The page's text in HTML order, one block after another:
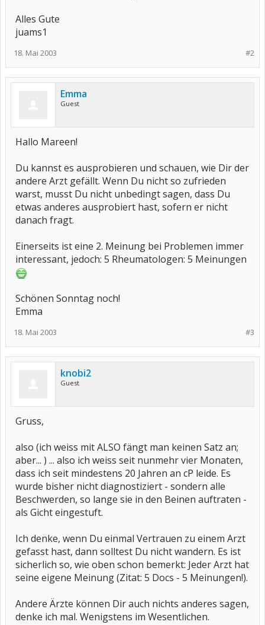
Alles Gute
juams1
#2
18. Mai 2003
Emma
Guest
Hallo Mareen!
Du kannst es ausprobieren und schauen, wie Dir der
andere Arzt gefällt. Wenn Du nicht so zufrieden
warst, musst Du nicht unbedingt sagen, dass Du
etwas anderes ausprobiert hast, sofern er nicht
danach fragt.
Einerseits ist eine 2. Meinung bei Problemen immer
interessant, jedoch: 5 Rheumatologen: 5 Meinungen
Schönen Sonntag noch!
Emma
#3
18. Mai 2003
knobi2
Guest
Gruss,
also (ich weiss mit ALSO fängt man keinen Satz an;
aber... ) ... also ich weiss seit nunmehr vier Monaten,
dass ich seit mindestens 20 Jahren an cP leide. Es
wurde bisher nicht diagnostiziert - sondern alle
Beschwerden, so lange sie in den Beinen auftraten -
als Gicht eingestuft.
Ich denke, wenn Du einmal Vertrauen zu einem Arzt
gefasst hast, dann solltest Du nicht wandern. Es ist
sicherlich so, wie oben schon bemerkt: Jeder Arzt hat
seine eigene Meinung (Zitat: 5 Docs - 5 Meinungen!).
Andere Ärzte können Dir auch nichts anderes sagen,
denke ich mal. Wenigstens im Wesentlichen.